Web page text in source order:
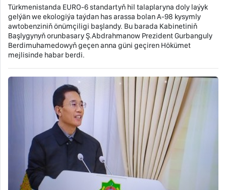
Türkmenistanda EURO-6 standartyň hil talaplaryna doly laýyk
gelýän we ekologiýa taýdan has arassa bolan A-98 kysymly
awtobenziniň önümçiligi başlandy. Bu barada Kabinetiniň
Başlygynyň orunbasary Ş.Abdrahmanow Prezident Gurbanguly
Berdimuhamedowyň geçen anna güni geçiren Hökümet
mejlisinde habar berdi.